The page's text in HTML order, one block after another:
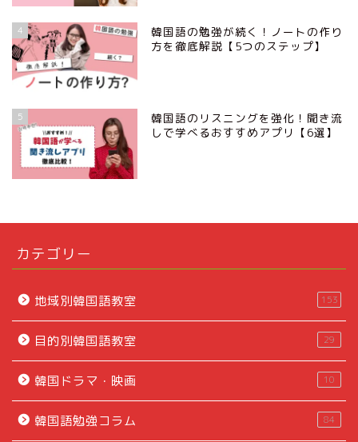
4
韓国語の勉強が続く！ノートの作り
方を徹底解説【5つのステップ】
5
韓国語のリスニングを強化！聞き流
しで学べるおすすめアプリ【6選】
カテゴリー
地域別韓国語教室 153
目的別韓国語教室 29
韓国ドラマ・映画 10
韓国語勉強コラム 84